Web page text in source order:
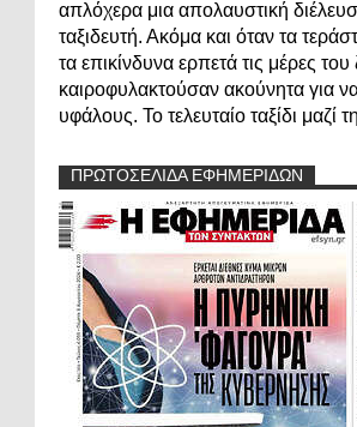
απλόχερα μια απολαυστική
ταξιδευτή. Ακόμα και όταν τα
τα επικίνδυνα ερπετά τις μέρες
καιροφυλακτούσαν ακούνητα για
υφάλους. Το τελευταίο ταξίδι μαζί
ΠΡΩΤΟΣΕΛΙΔΑ ΕΦΗΜΕΡΙΔΩΝ